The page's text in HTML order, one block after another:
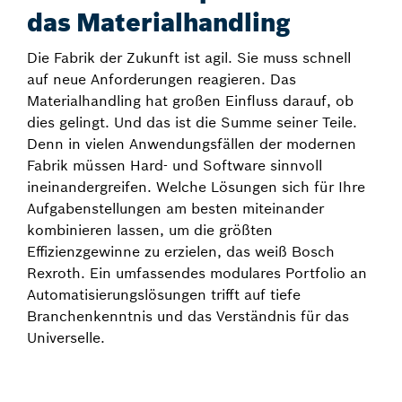
das Materialhandling
Die Fabrik der Zukunft ist agil. Sie muss schnell
auf neue Anforderungen reagieren. Das
Materialhandling hat großen Einfluss darauf, ob
dies gelingt. Und das ist die Summe seiner Teile.
Denn in vielen Anwendungsfällen der modernen
Fabrik müssen Hard- und Software sinnvoll
ineinandergreifen. Welche Lösungen sich für Ihre
Aufgabenstellungen am besten miteinander
kombinieren lassen, um die größten
Effizienzgewinne zu erzielen, das weiß Bosch
Rexroth. Ein umfassendes modulares Portfolio an
Automatisierungslösungen trifft auf tiefe
Branchenkenntnis und das Verständnis für das
Universelle.